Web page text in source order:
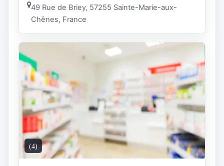
49 Rue de Briey, 57255 Sainte-Marie-aux-
Chênes, France
(4)